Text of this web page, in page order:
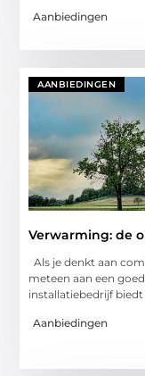
Aanbiedingen
AANBIEDINGEN
Verwarming: de
Als je denkt aan
meteen aan een
installatiebedrijf
Aanbiedingen